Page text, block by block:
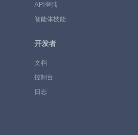
API登陆
智能体技能
开发者
文档
控制台
日志